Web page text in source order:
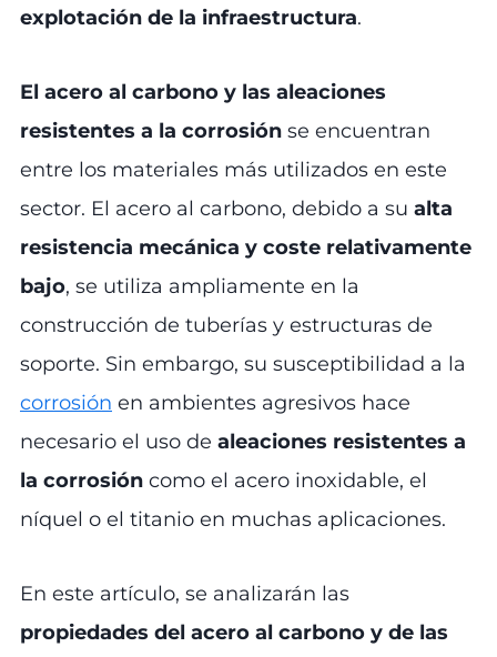
explotación de la infraestructura.
El acero al carbono y las aleaciones
resistentes a la corrosión se encuentran
entre los materiales más utilizados en este
sector. El acero al carbono, debido a su alta
resistencia mecánica y coste relativamente
bajo, se utiliza ampliamente en la
construcción de tuberías y estructuras de
soporte. Sin embargo, su susceptibilidad a la
corrosión en ambientes agresivos hace
necesario el uso de aleaciones resistentes a
la corrosión como el acero inoxidable, el
níquel o el titanio en muchas aplicaciones.
En este artículo, se analizarán las
propiedades del acero al carbono y de las